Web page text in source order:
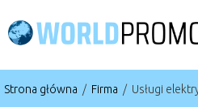
Strona główna / Firma / Usługi